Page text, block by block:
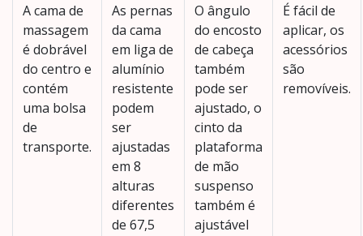
A cama de
massagem
é dobrável
do centro e
contém
uma bolsa
de
transporte.
As pernas
da cama
em liga de
alumínio
resistente
podem
ser
ajustadas
em 8
alturas
diferentes
de 67,5
O ângulo
do encosto
de cabeça
também
pode ser
ajustado, o
cinto da
plataforma
de mão
suspenso
também é
ajustável
É fácil de
aplicar, os
acessórios
são
removíveis.